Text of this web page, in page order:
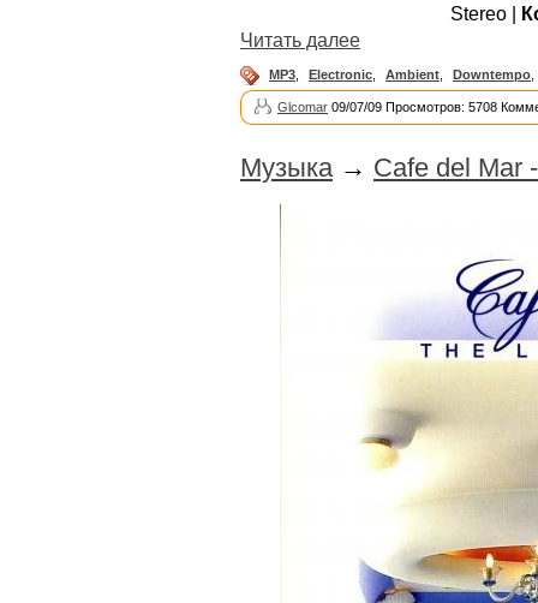
Stereo |
Читать далее
MP3 Electronic Ambient Downtempo
Glcomar 09/07/09 Просмотров: 5708
Музыка→ Cafe del Mar